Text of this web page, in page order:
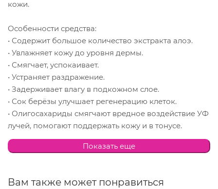
кожи.
Особенности средства:
• Содержит большое количество экстракта алоэ.
• Увлажняет кожу до уровня дермы.
• Смягчает, успокаивает.
• Устраняет раздражение.
• Задерживает влагу в подкожном слое.
• Сок берёзы улучшает регенерацию клеток.
• Олигосахариды смягчают вредное воздействие УФ
лучей, помогают поддержать кожу и в тонусе.
Состав: сок листьев алоэ барбаденсис, вода, сок
желтой, экстракт сахарного тростника, экстракт
Показать еще
Вам также может понравиться